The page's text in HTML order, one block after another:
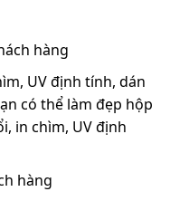
hàng
UV định tính, dán
có thể làm đẹp hộp
in chìm, UV định
hàng